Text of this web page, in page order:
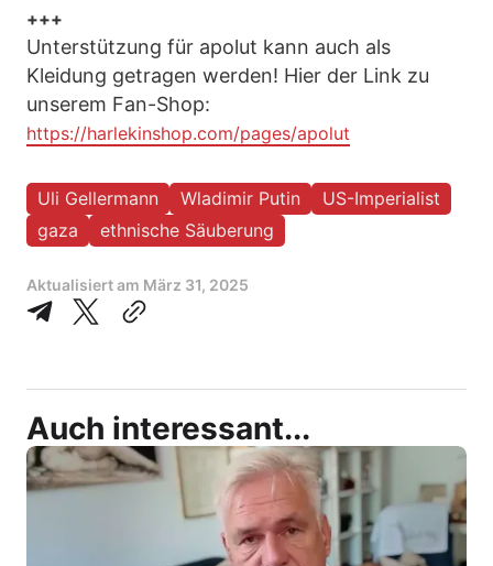
+++
Unterstützung für apolut kann auch als
Kleidung getragen werden! Hier der Link zu
unserem Fan-Shop:
https://harlekinshop.com/pages/apolut
Uli Gellermann Wladimir Putin
US-Imperialist
gaza
ethnische Säuberung
Aktualisiert am März 31, 2025
Auch interessant...